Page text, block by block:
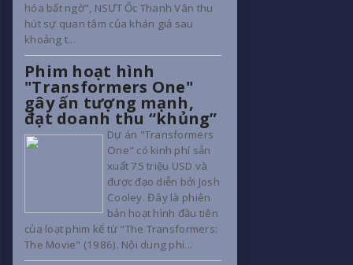
hóa bất ngờ", NSƯT Ốc Thanh Vân thu
hút sự quan tâm của khán giả sau
khoảng t...
Phim hoạt hình
"Transformers One"
gây ấn tượng mạnh,
đạt doanh thu “khủng”
Dự án "Transformers
One" có kinh phí sản
xuất 75 triệu USD và
được đạo diễn bởi Josh
Cooley. Đây là phiên
bản hoạt hình đầu tiên
của loạt phim kể từ "The Transformers:
The Movie" (1986). Nội dung phi...